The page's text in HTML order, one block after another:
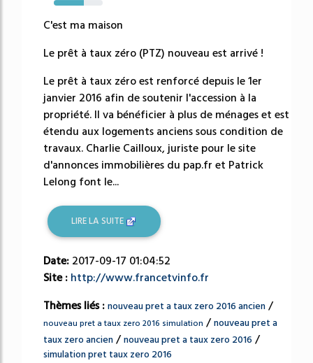
61%
C'est ma maison
Le prêt à taux zéro (PTZ) nouveau est arrivé !
Le prêt à taux zéro est renforcé depuis le 1er
janvier 2016 afin de soutenir l'accession à la
propriété. Il va bénéficier à plus de ménages et est
étendu aux logements anciens sous condition de
travaux. Charlie Cailloux, juriste pour le site
d'annonces immobilières du pap.fr et Patrick
Lelong font le...
LIRE LA SUITE
Date: 2017-09-17 01:04:52
Site : http://www.francetvinfo.fr
Thèmes liés : nouveau pret a taux zero 2016 ancien /
nouveau pret a taux zero 2016 simulation /nouveau pret a
taux zero ancien /nouveau pret a taux zero 2016 /
simulation pret taux zero 2016